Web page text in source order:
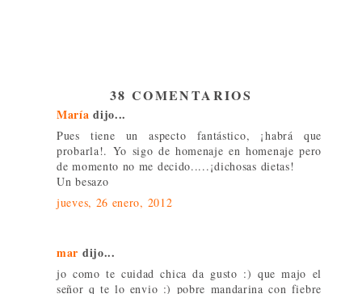
38 COMENTARIOS
María dijo...
Pues tiene un aspecto fantástico, ¡habrá que
probarla!. Yo sigo de homenaje en homenaje pero
de momento no me decido.....¡dichosas dietas!
Un besazo
jueves, 26 enero, 2012
mar dijo...
jo como te cuidad chica da gusto :) que majo el
señor q te lo envio :) pobre mandarina con fiebre